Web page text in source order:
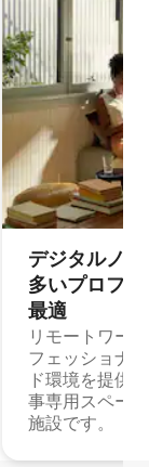
デジタルノ
多⁠いプ⁠ロ⁠フ⁠
最⁠適
リモートワー
フェッショナ
ド環境を提供
事専用スペー
施設です。